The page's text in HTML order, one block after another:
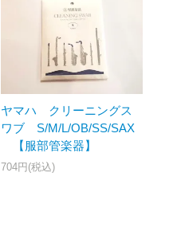
ヤマハ クリーニングス
ワブ S/M/L/OB/SS/SAX
【服部管楽器】
704円(税込)